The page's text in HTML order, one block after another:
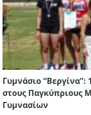
Γυμνάσιο “Βεργίνα”:
στους Παγκύπριους
Γυμνασίων